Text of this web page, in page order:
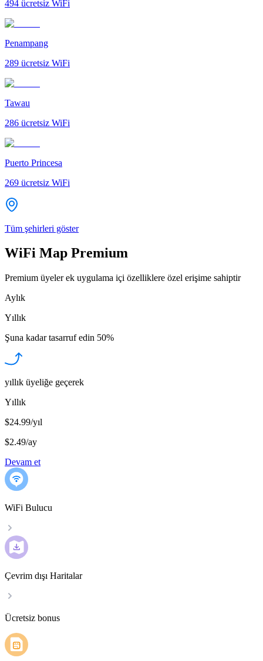
494 ücretsiz WiFi
Penampang
289 ücretsiz WiFi
Tawau
286 ücretsiz WiFi
Puerto Princesa
269 ücretsiz WiFi
Tüm şehirleri göster
WiFi Map Premium
Premium üyeler ek uygulama içi özelliklere özel erişime sahiptir
Aylık
Yıllık
Şuna kadar tasarruf edin 50%
yıllık üyeliğe geçerek
Yıllık
$24.99/yıl
$2.49/ay
Devam et
WiFi Bulucu
Çevrim dışı Haritalar
Ücretsiz bonus